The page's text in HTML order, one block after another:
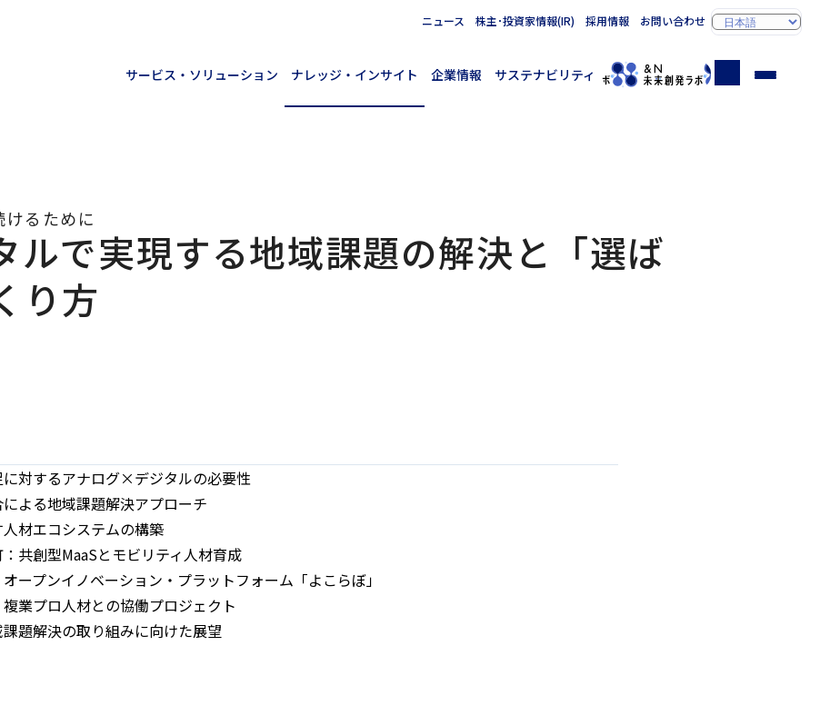
サービス・ソリューション ナレッジ・インサイト 企業情報 サステナビリティ
ニュース 株主･投資家情報(IR) 採用情報 お問い合わせ
るために
で実現する地域課題の解決と「選ば
り方
対するアナログ×デジタルの必要性
よる地域課題解決アプローチ
材エコシステムの構築
創型MaaSとモビリティ人材育成
プンイノベーション・プラットフォーム「よこらぼ」
プロ人材との協働プロジェクト
題解決の取り組みに向けた展望